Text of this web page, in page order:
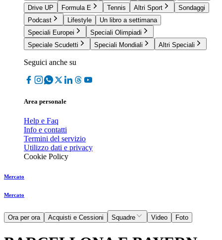
Drive UP
Formula E Tennis Altri Sport
Sondaggi
Podcast
Lifestyle
Un libro a settimana
Speciali Europei
Speciali Olimpiadi
Speciale Scudetti
Speciali Mondiali Altri Speciali
Seguici anche su
Area personale
Help e Faq
Info e contatti
Termini del servizio
Utilizzo dati e privacy
Cookie Policy
Mercato
Mercato
Ora per ora Acquisti e Cessioni Squadre Video Foto